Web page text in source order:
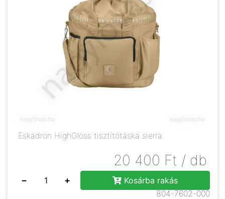
Eskadron HighGloss tisztítótáska sierra
20 400 Ft / db
− +
Kosárba rakás
804-7602-000